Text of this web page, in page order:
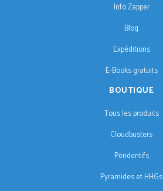
Info Zapper
Blog
Expéditions
E-Books gratuits
BOUTIQUE
Tous les produits
Cloudbusters
Pendentifs
Pyramides et HHGs